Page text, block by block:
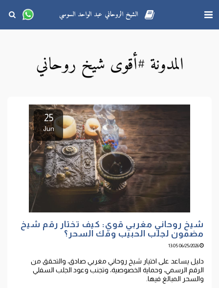
الشيخ الروحاني عبد الواحد السوسي
المدونة #أقوى شيخ روحاني
25
Jun
شيخ روحاني مغربي قوي: كيف تختار رقم شيخ
مضمون لجلب الحبيب وفك السحر؟
06/25/2026 13:05
دليل يساعد على اختيار شيخ روحاني مغربي صادق، والتحقق من
الرقم الرسمي، وحماية الخصوصية، وتجنب وعود الجلب السفلي
والسحر المبالغ فيها.